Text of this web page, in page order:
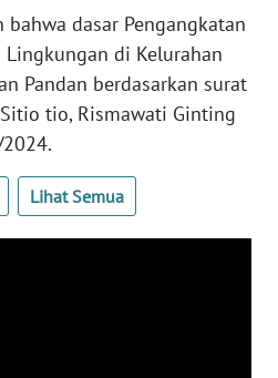
dasar Pengangkatan
Lingkungan di Kelurahan
Pandan berdasarkan surat
tio, Rismawati Ginting
Lihat Semua